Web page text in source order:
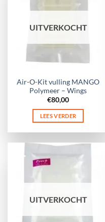
UITVERKOCHT
Air-O-Kit vulling MANGO
Polymeer – Wings
€80,00
LEES VERDER
UITVERKOCHT